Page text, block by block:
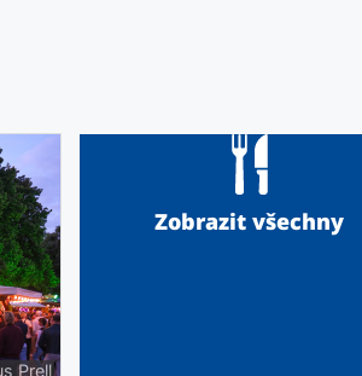
Prell
Zobrazit všechny